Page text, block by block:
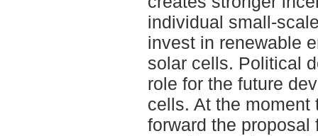
individual small-
invest in renewable
solar cells. Political
role for the future
cells. At the moment
forward the proposal